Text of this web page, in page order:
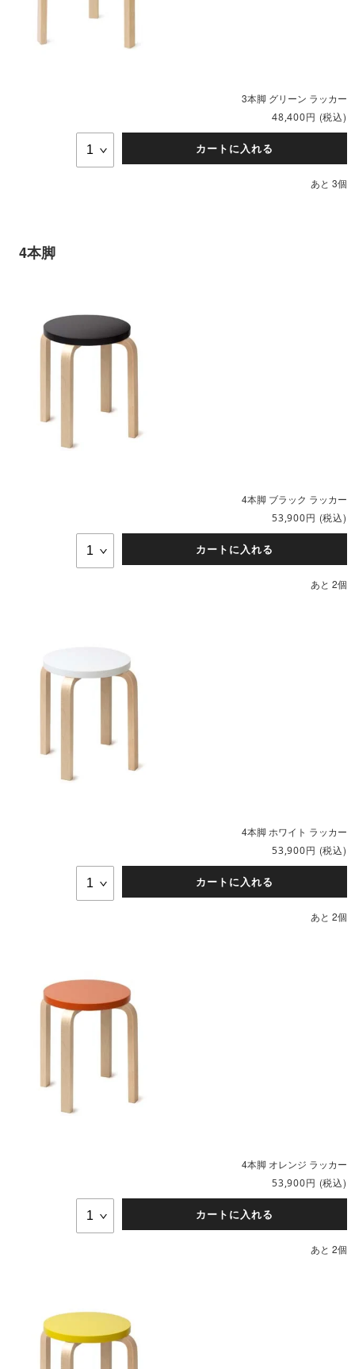
3本脚 グリーン ラッカー
48,400円 (税込)
カートに入れる
あと 3個
4本脚
4本脚 ブラック ラッカー
53,900円 (税込)
カートに入れる
あと 2個
4本脚 ホワイト ラッカー
53,900円 (税込)
カートに入れる
あと 2個
4本脚 オレンジ ラッカー
53,900円 (税込)
カートに入れる
あと 2個